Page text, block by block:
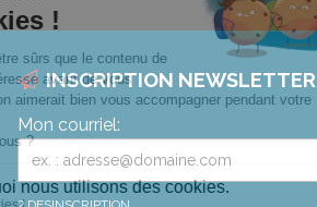
INSCRIPTION NEWSLETTER
Mon courriel: